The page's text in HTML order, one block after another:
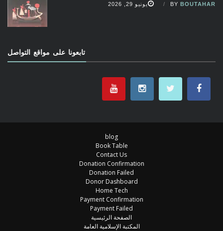
BY BOUTAHAR يونيو 29, 2026
تابعونا على مواقع التواصل
blog
Book Table
Contact Us
Donation Confirmation
Donation Failed
Donor Dashboard
Home Tech
Payment Confirmation
Payment Failed
الصفحة الرئيسية
المكتبة الإسلامية العامة